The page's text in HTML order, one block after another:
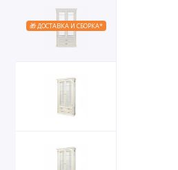
🎁 ДОСТАВКА И СБОРКА*